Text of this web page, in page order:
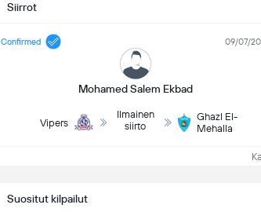
Siirrot
Confirmed
Mohamed Salem Ekbad
09/07/
Vipers
Ilmainen
siirto
Ghazl El-
Mehalla
Suositut kilpailut